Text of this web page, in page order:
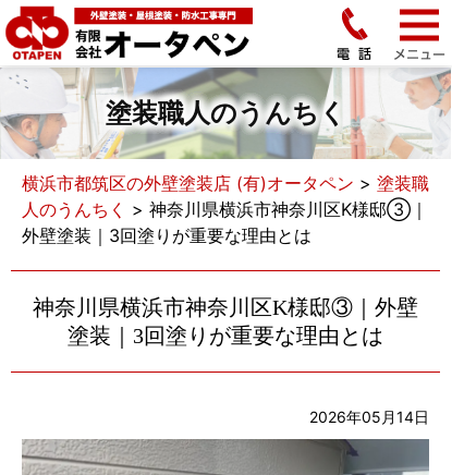
塗装職人のうんちく
横浜市都筑区の外壁塗装店 (有)オータペン > 塗装職
人のうんちく > 神奈川県横浜市神奈川区K様邸③｜
外壁塗装｜3回塗りが重要な理由とは
神奈川県横浜市神奈川区K様邸③｜外壁
塗装｜3回塗りが重要な理由とは
2026年05月14日